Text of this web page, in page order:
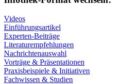
Videos
Einführungsartikel
Experten-Beiträge
Literaturempfehlungen
Nachrichtenauswahl
Vorträge & Präsentationen
Praxisbeispiele & Initiativen
Fachwissen & Studien